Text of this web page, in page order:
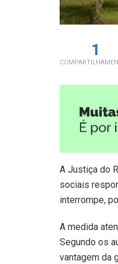
1
A Justiça do
sociais
interrompe,
A medida
Segundo os
vantagem da